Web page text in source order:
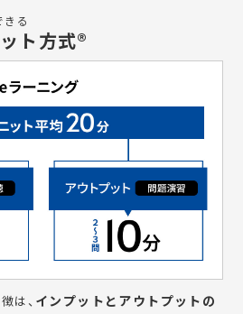
る
ト方式®
は、 インプットとアウトプットの